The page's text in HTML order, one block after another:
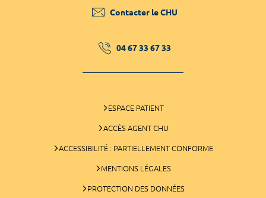
Contacter le CHU
04 67 33 67 33
ESPACE PATIENT
ACCÈS AGENT CHU
ACCESSIBILITÉ : PARTIELLEMENT CONFORME
MENTIONS LÉGALES
PROTECTION DES DONNÉES